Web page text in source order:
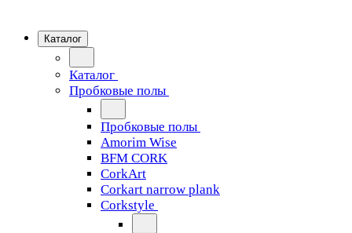
Каталог
Каталог
Пробковые полы
Пробковые полы
Amorim Wise
BFM CORK
CorkArt
Corkart narrow plank
Corkstyle